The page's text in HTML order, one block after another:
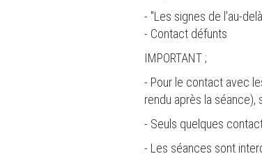
- "Les signes de l'au-
- Contact défunts
IMPORTANT ;
- Pour le contact avec
rendu après la séance),
- Seuls quelques
- Les séances sont